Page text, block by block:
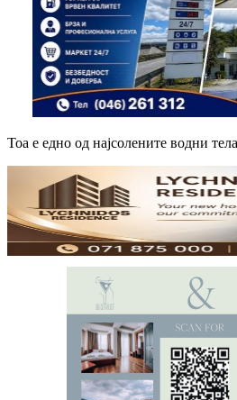
Тоа е едно од најсолените водни